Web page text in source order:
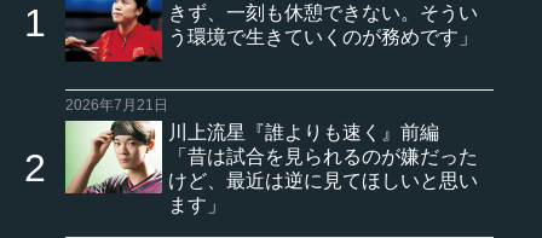
きず、一刻も休憩できない。そうい
う環境で生きていくのが務めです」
2026年7月21日
川上流星『誰よりも速く』前編
「昔は試合を見られるのが嫌だった
けど、最近は逆に見てほしいと思い
ます」